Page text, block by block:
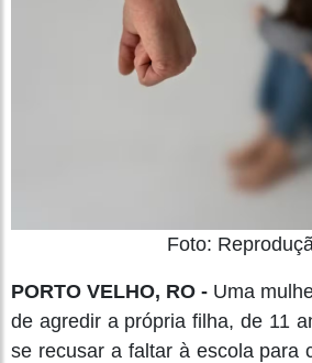
Foto:
PORTO VELHO, RO - Uma
de agredir a própria filha, de 11
se recusar a faltar à escola para